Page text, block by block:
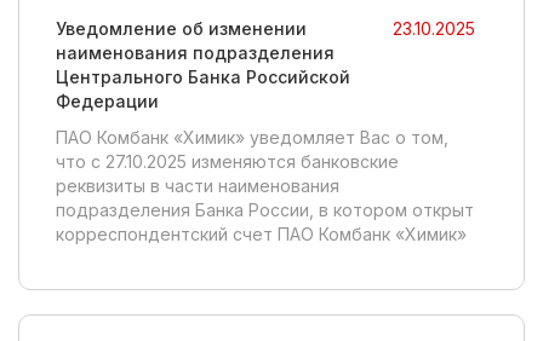
Уведомление об изменении
наименования подразделения
Центрального Банка Российской
Федерации
23.10.2025
ПАО Комбанк «Химик» уведомляет Вас о том,
что с 27.10.2025 изменяются банковские
реквизиты в части наименования
подразделения Банка России, в котором открыт
корреспондентский счет ПАО Комбанк «Химик»